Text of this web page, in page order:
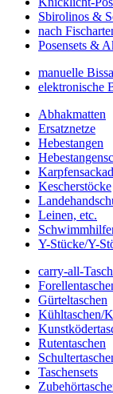
Sbirolinos &
nach
Posensets &
manuelle
elektronische
Abhakmatten
Ersatznetze
Hebestangen
Kescherstöcke
Leinen, etc.
Y-Stücke/Y-
carry-all-
Gürteltaschen
Kühltaschen/
Rutentaschen
Taschensets